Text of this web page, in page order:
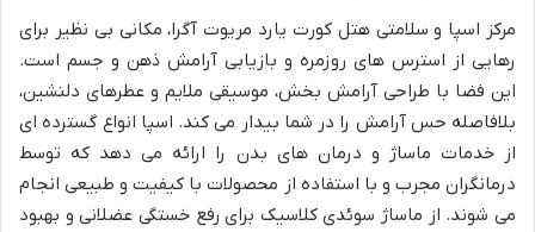
مرکز اسپا و سلامتی هتل کورت یارد مریوت آگرا، مکانی بی نظیر برای
رهایی از استرس های روزمره و بازیابی آرامش ذهن و جسم است.
این فضا با طراحی آرامش بخش، موسیقی ملایم و عطرهای دلنشین،
بلافاصله حس آرامش را در شما بیدار می کند. اسپا انواع گسترده ای
از خدمات ماساژ و درمان های بدن را ارائه می دهد که توسط
درمانگران مجرب و با استفاده از محصولات با کیفیت و طبیعی انجام
می شوند. از ماساژ سوئدی کلاسیک برای رفع خستگی عضلانی و بهبود